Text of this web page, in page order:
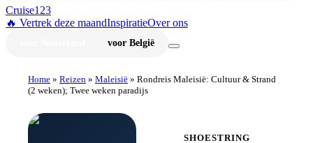
Cruise123
🔥 Vertrek deze maandInspiratieOver ons
voor België
Home » Reizen » Maleisië » Rondreis Maleisië: Cultuur & Strand
(2 weken); Twee weken paradijs
SHOESTRING